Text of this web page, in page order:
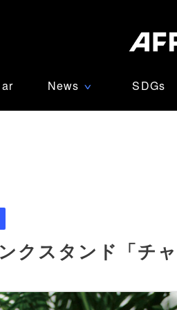
News ∨ SDGs
クスタンド「チ